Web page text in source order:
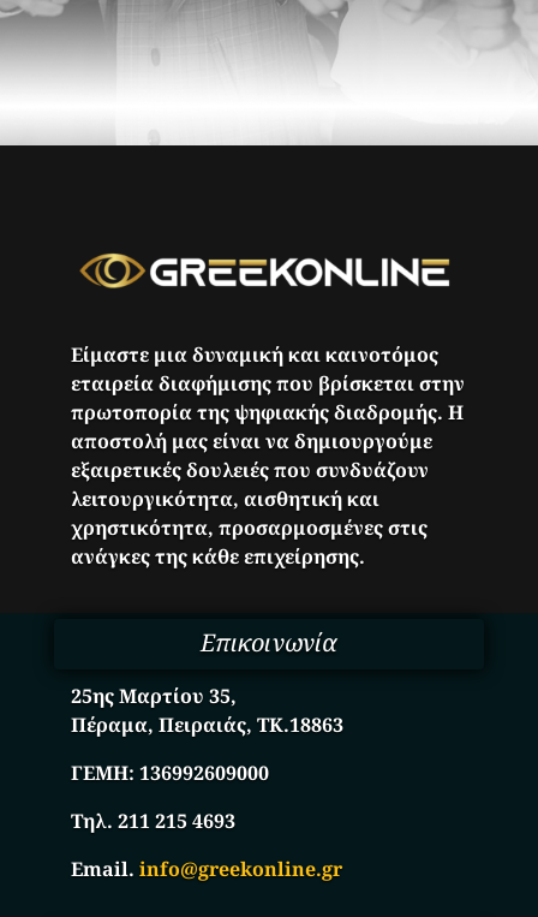
Είμαστε μια δυναμική και καινοτόμος
εταιρεία διαφήμισης που βρίσκεται στην
πρωτοπορία της ψηφιακής διαδρομής. Η
αποστολή μας είναι να δημιουργούμε
εξαιρετικές δουλειές που συνδυάζουν
λειτουργικότητα, αισθητική και
χρηστικότητα, προσαρμοσμένες στις
ανάγκες της κάθε επιχείρησης.
Επικοινωνία
25ης Μαρτίου 35,
Πέραμα, Πειραιάς, ΤΚ.18863
ΓΕΜΗ:136992609000
Τηλ. 211 215 4693
Email.info@greekonline.gr